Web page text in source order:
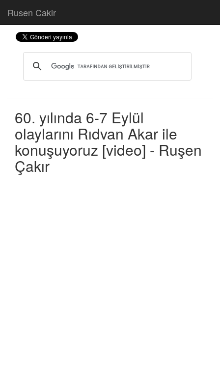
Rusen Cakir
60. yılında 6-7 Eylül
olaylarını Rıdvan Akar ile
konuşuyoruz [video] - Ruşen
Çakır